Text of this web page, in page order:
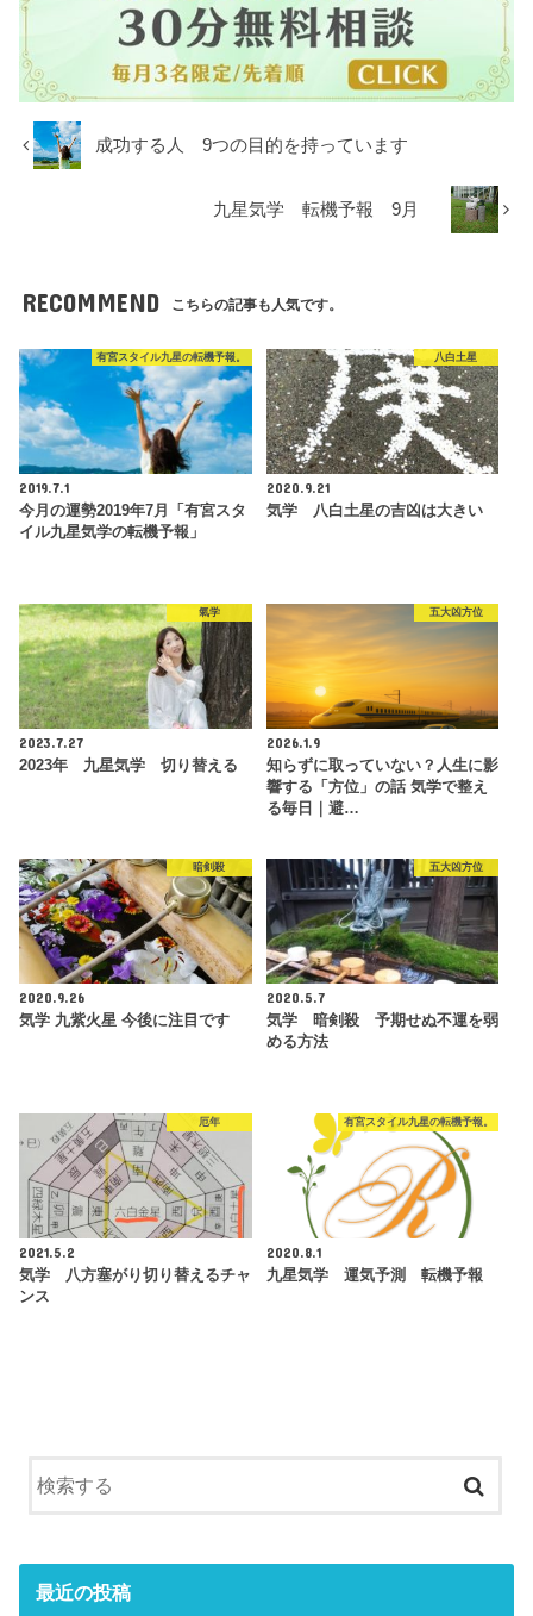
成功する人 9つの目的を持っています
九星気学 転機予報 9月
RECOMMEND こちらの記事も人気です。
有宮スタイル九星の転機予報。
2019.7.1
今月の運勢2019年7月「有宮スタ
イル九星気学の転機予報」
八白土星
2020.9.21
気学 八白土星の吉凶は大きい
氣学
2023.7.27
2023年 九星気学 切り替える
五大凶方位
2026.1.9
知らずに取っていない？人生に影
響する「方位」の話 気学で整え
る毎日｜避…
暗剣殺
2020.9.26
気学 九紫火星 今後に注目です
五大凶方位
2020.5.7
気学 暗剣殺 予期せぬ不運を弱
める方法
厄年
2021.5.2
気学 八方塞がり切り替えるチャ
ンス
有宮スタイル九星の転機予報。
2020.8.1
九星気学 運気予測 転機予報
最近の投稿